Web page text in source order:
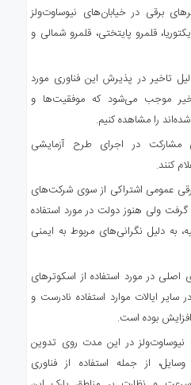
برقی در خیابان‌های نیوساوت‌ولز
قلمرو پایتختی، قلمرو شمالی و
تاخیر در پذیرش این فناوری مورد
تاخیر موجب می‌شود که موفقیت‌ها و
را مشاهده کنیم.
مشارکت در اجرای طرح آزمایشی
کنند.
عمومی اشتراکی از سوی شرکت‌های
ولی هنوز دولت در مورد استفاده
به دلیل نگرانی‌های مربوط به ایمنی
در مورد استفاده از اسکوترهای
ایالات موارد استفاده نادرست و
بوده است.
در این مدت روی تدوین
از جمله استفاده از فناوری